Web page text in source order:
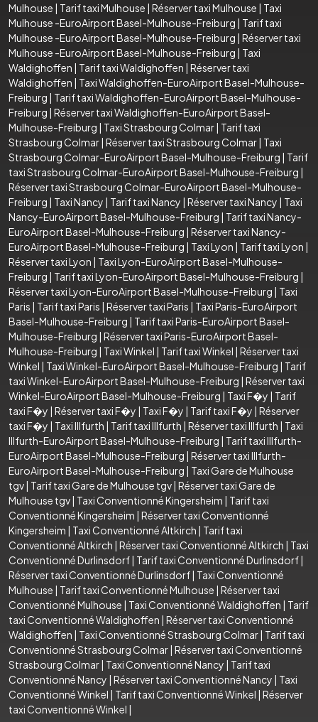
Mulhouse | Tarif taxi Mulhouse | Réserver taxi Mulhouse | Taxi
Mulhouse -EuroAirport Basel-Mulhouse-Freiburg | Tarif taxi
Mulhouse -EuroAirport Basel-Mulhouse-Freiburg | Réserver taxi
Mulhouse -EuroAirport Basel-Mulhouse-Freiburg | Taxi
Waldighoffen | Tarif taxi Waldighoffen | Réserver taxi
Waldighoffen | Taxi Waldighoffen-EuroAirport Basel-Mulhouse-
Freiburg | Tarif taxi Waldighoffen-EuroAirport Basel-Mulhouse-
Freiburg | Réserver taxi Waldighoffen-EuroAirport Basel-
Mulhouse-Freiburg | Taxi Strasbourg Colmar| Tarif taxi
Strasbourg Colmar| Réserver taxi Strasbourg Colmar| Taxi
Strasbourg Colmar-EuroAirport Basel-Mulhouse-Freiburg | Tarif
taxi Strasbourg Colmar-EuroAirport Basel-Mulhouse-Freiburg |
Réserver taxi Strasbourg Colmar-EuroAirport Basel-Mulhouse-
Freiburg | Taxi Nancy | Tarif taxi Nancy | Réserver taxi Nancy | Taxi
Nancy-EuroAirport Basel-Mulhouse-Freiburg | Tarif taxi Nancy-
EuroAirport Basel-Mulhouse-Freiburg | Réserver taxi Nancy-
EuroAirport Basel-Mulhouse-Freiburg | Taxi Lyon | Tarif taxi Lyon |
Réserver taxi Lyon | Taxi Lyon-EuroAirport Basel-Mulhouse-
Freiburg | Tarif taxi Lyon-EuroAirport Basel-Mulhouse-Freiburg |
Réserver taxi Lyon-EuroAirport Basel-Mulhouse-Freiburg | Taxi
Paris | Tarif taxi Paris | Réserver taxi Paris | Taxi Paris-EuroAirport
Basel-Mulhouse-Freiburg | Tarif taxi Paris-EuroAirport Basel-
Mulhouse-Freiburg | Réserver taxi Paris-EuroAirport Basel-
Mulhouse-Freiburg | Taxi Winkel | Tarif taxi Winkel | Réserver taxi
Winkel | Taxi Winkel-EuroAirport Basel-Mulhouse-Freiburg | Tarif
taxi Winkel-EuroAirport Basel-Mulhouse-Freiburg | Réserver taxi
Winkel-EuroAirport Basel-Mulhouse-Freiburg | Taxi F�y | Tarif
taxi F�y | Réserver taxi F�y | Taxi F�y | Tarif taxi F�y | Réserver
taxi F�y | Taxi Illfurth | Tarif taxi Illfurth | Réserver taxi Illfurth | Taxi
Illfurth-EuroAirport Basel-Mulhouse-Freiburg | Tarif taxi Illfurth-
EuroAirport Basel-Mulhouse-Freiburg | Réserver taxi Illfurth-
EuroAirport Basel-Mulhouse-Freiburg | Taxi Gare de Mulhouse
tgv| Tarif taxi Gare de Mulhouse tgv| Réserver taxi Gare de
Mulhouse tgv| Taxi Conventionné Kingersheim | Tarif taxi
Conventionné Kingersheim | Réserver taxi Conventionné
Kingersheim | Taxi Conventionné Altkirch | Tarif taxi
Conventionné Altkirch | Réserver taxi Conventionné Altkirch | Taxi
Conventionné Durlinsdorf| Tarif taxi Conventionné Durlinsdorf|
Réserver taxi Conventionné Durlinsdorf| Taxi Conventionné
Mulhouse | Tarif taxi Conventionné Mulhouse | Réserver taxi
Conventionné Mulhouse | Taxi Conventionné Waldighoffen | Tarif
taxi Conventionné Waldighoffen | Réserver taxi Conventionné
Waldighoffen | Taxi Conventionné Strasbourg Colmar| Tarif taxi
Conventionné Strasbourg Colmar| Réserver taxi Conventionné
Strasbourg Colmar| Taxi Conventionné Nancy | Tarif taxi
Conventionné Nancy | Réserver taxi Conventionné Nancy | Taxi
Conventionné Winkel | Tarif taxi Conventionné Winkel | Réserver
taxi Conventionné Winkel |